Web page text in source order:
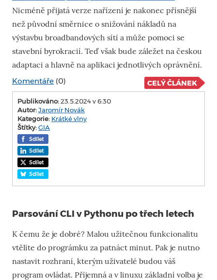
Nicméně přijatá verze nařízení je nakonec přísnější
než původní směrnice o snižování nákladů na
výstavbu broadbandových sítí a může pomoci se
stavební byrokracií. Teď však bude záležet na českou
adaptaci a hlavně na aplikaci jednotlivých oprávnění.
Komentáře (0) CELÝ ČLÁNEK
Publikováno:23.5.2024 v 6:30
Autor:Jaromír Novák
Kategorie: Krátké vlny
Štítky:GIA
Sdílet
Sdílet
Sdílet
Sdílet
Parsování CLI v Pythonu po třech letech
K čemu že je dobré? Malou užitečnou funkcionalitu
vtělíte do prográmku za patnáct minut. Pak je nutno
nastavit rozhraní, kterým uživatelé budou váš
program ovládat. Příjemná a v linuxu základní volba je